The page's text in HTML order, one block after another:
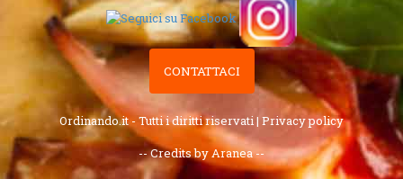
CONTATTACI
Ordinando.it - Tutti i diritti riservati | Privacy policy
-- Credits by Aranea --